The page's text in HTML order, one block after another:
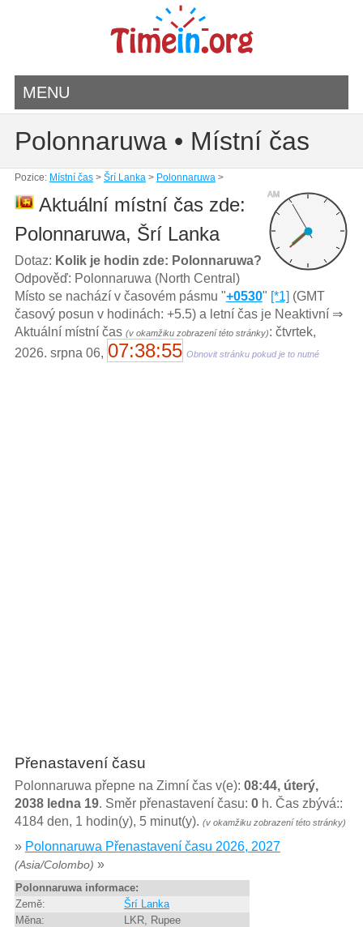
MENU
Polonnaruwa • Místní čas
Pozice: Místní čas> Šrí Lanka> Polonnaruwa>
AM
Aktuální místní čas zde:
Polonnaruwa, Šrí Lanka
Dotaz: Kolik je hodin zde: Polonnaruwa?
Odpověď: Polonnaruwa (North Central)
Místo se nachází v časovém pásmu "+0530" [*1] (GMT
časový posun v hodinách: +5.5) a letní čas je Neaktivní ⇒
Aktuální místní čas (v okamžiku zobrazení této stránky): čtvrtek,
2026. srpna 06, 07:38:55 Obnovit stránku pokud je to nutné
Přenastavení času
Polonnaruwa přepne na Zimní čas v(e): 08:44, úterý,
2038 ledna 19. Směr přenastavení času: 0h. Čas zbývá::
4184 den, 1 hodin(y), 5 minut(y). (v okamžiku zobrazení této stránky)
» Polonnaruwa Přenastavení času 2026, 2027
(Asia/Colombo) »
Polonnaruwa informace:
Země:
Šrí Lanka
Měna:
LKR, Rupee